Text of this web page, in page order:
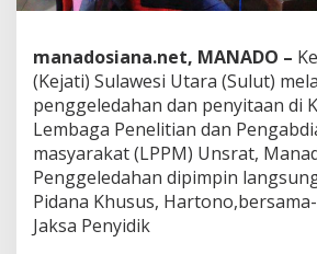
t
a
t
d
a
n
L
P
P
manadosiana.net, MANADO –
(Kejati) Sulawesi Utara (Sulut)
penggeledahan dan penyitaan di
Lembaga Penelitian dan
masyarakat (LPPM) Unsrat,
Penggeledahan dipimpin
Pidana Khusus,
Jaksa Penyidik